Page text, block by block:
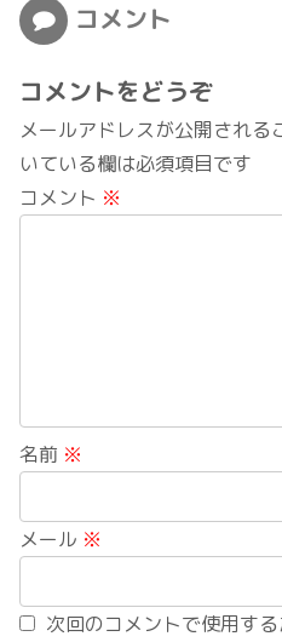
コメント
コメントをどうぞ
メールアドレスが公開される
いている欄は必須項目です
コメント ※
名前 ※
メール ※
次回のコメントで使用す